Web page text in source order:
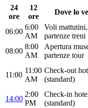
24
ore
12
ore
Dove lo
06:00
6:00
AM
Voli mattutini,
partenze treni
08:00
8:00
AM
Apertura
partenze tour
11:00
11:00
AM
Check-out
(standard)
14:00
2:00
PM
Check-in
(standard)